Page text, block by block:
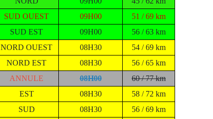
SUD OUEST 09H00
51 / 69 km
SUD EST 09H00
56 / 63 km
NORD OUEST 08H30
54 / 69 km
NORD EST 08H30
56 / 65 km
ANNULE 08H00
60 / 77 km
EST 08H30
58 / 72 km
SUD 08H30
56 / 69 km